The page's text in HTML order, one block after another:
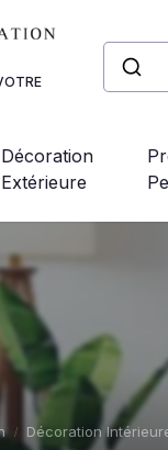
Décoration
Extérieure
Décoration